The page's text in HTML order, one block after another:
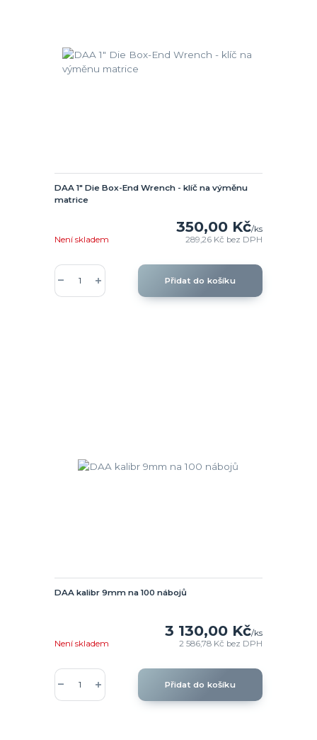
DAA 1" Die Box-End Wrench - klíč na výměnu
matrice
350,00 Kč/ks
289,26 Kč bez DPH
Není skladem
Přidat do košíku
DAA kalibr 9mm na 100 nábojů
3 130,00 Kč/ks
2 586,78 Kč bez DPH
Není skladem
Přidat do košíku